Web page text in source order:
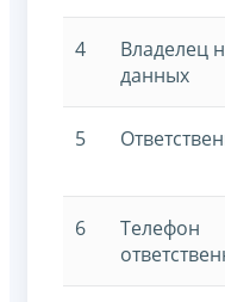
4
Владелец
данных
5
6
Телефон